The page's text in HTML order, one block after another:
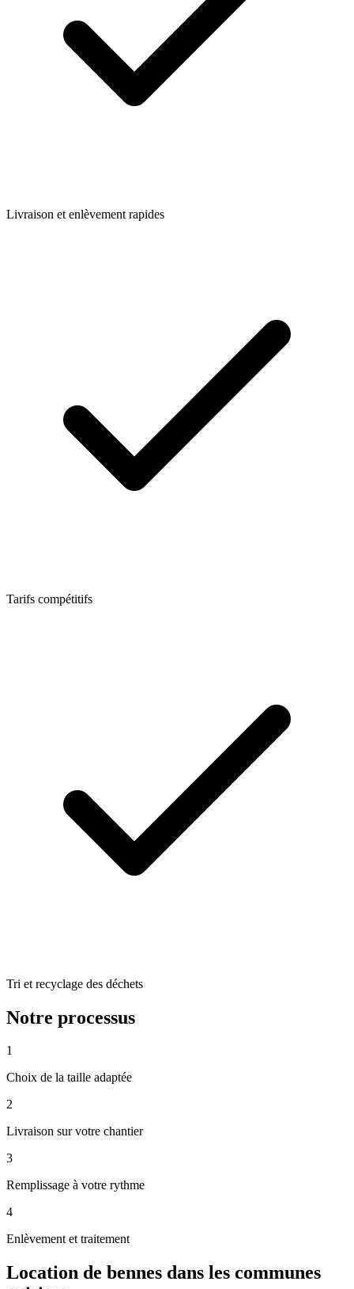
Livraison et enlèvement rapides
Tarifs compétitifs
Tri et recyclage des déchets
Notre processus
1
Choix de la taille adaptée
2
Livraison sur votre chantier
3
Remplissage à votre rythme
4
Enlèvement et traitement
Location de bennes dans les communes